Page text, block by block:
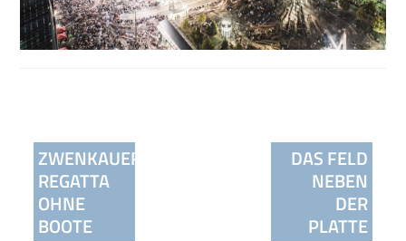
ZWENKAUER
REGATTA
OHNE
BOOTE
DAS FELD
NEBEN
DER
PLATTE